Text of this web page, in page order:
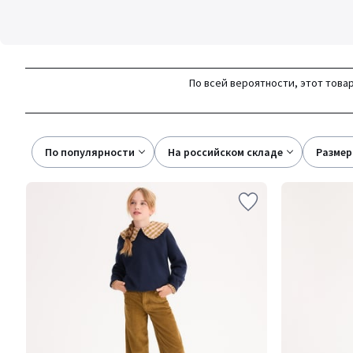
По всей вероятности, этот
По популярности на российском складе размер